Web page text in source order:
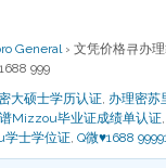
General › 文凭价格큐办
999
大硕士学历认证, 办理密苏
Mizzou毕业证成绩单认证,
学士学位证, Q微♥1688